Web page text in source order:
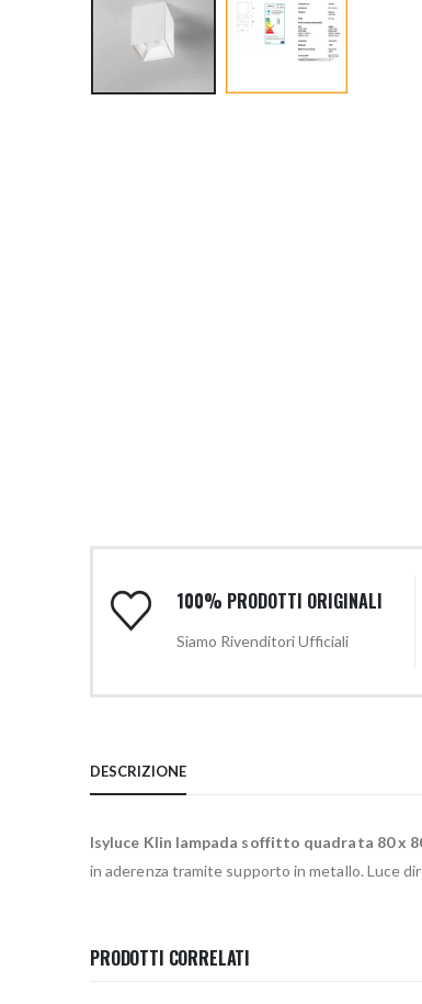
100% PRODOTTI ORIGINALI
Siamo Rivenditori Ufficiali
DESCRIZIONE
Isyluce Klin lampada soffitto quadrata 80 x
in aderenza tramite supporto in metallo. Luce
PRODOTTI CORRELATI